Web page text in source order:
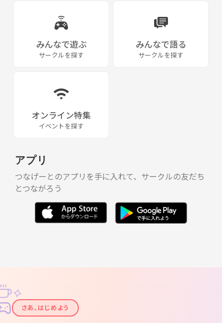
20～30代中心、現在30名程度が所属
メンバーのお住まいは、東京都、神奈川県、千葉県等
【レベル感】
ゲーム回中心ですが、ごーーーーーくまれに練習回もあります
試合中心で、球出し練習はしません
【費用の目安】
500〜1,500円程度/回(当選者割引あり)
※入会費、年会費等はかかりません
【募集要項・禁止事項】
何よりも重視するのは、一般常識・礼儀がしっかりしているかどうかで
【主催者からのコメント】
昨秋で、サークル設立から約2年を迎えました。今までに多くの方から
みんなで遊ぶ
サークルを探す
みんなで語る
サークルを探す
オンライン特集
イベントを探す
アプリ
つなげーとのアプリを手に入れて、サークルの友だち
とつながろう
✦
✧
さあ、はじめよう